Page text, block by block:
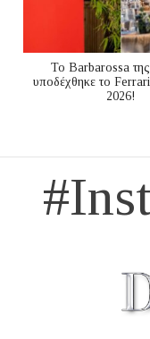
Το Barbarossa
υποδέχθηκε το
2026!